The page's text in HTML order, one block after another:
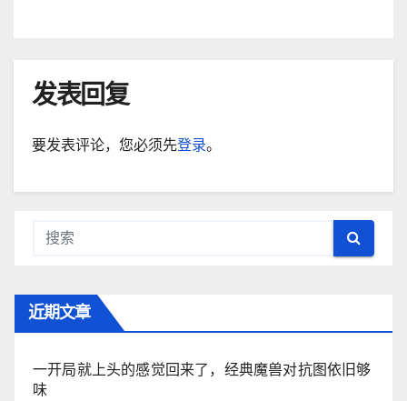
发表回复
要发表评论，您必须先登录。
近期文章
一开局就上头的感觉回来了，经典魔兽对抗图依旧够
味